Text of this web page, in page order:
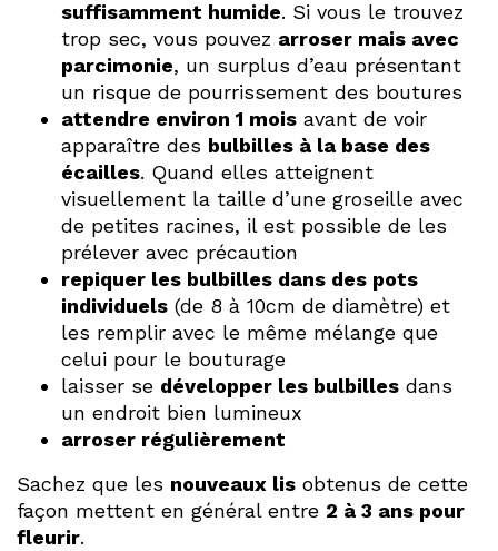
suffisamment humide. Si vous le trouvez
trop sec, vous pouvez arroser mais avec
parcimonie, un surplus d’eau présentant
un risque de pourrissement des boutures
attendre environ 1 mois avant de voir
apparaître des bulbilles à la base des
écailles. Quand elles atteignent
visuellement la taille d’une groseille avec
de petites racines, il est possible de les
prélever avec précaution
repiquer les bulbilles dans des pots
individuels (de 8 à 10cm de diamètre) et
les remplir avec le même mélange que
celui pour le bouturage
laisser se développer les bulbilles dans
un endroit bien lumineux
arroser régulièrement
Sachez que les nouveaux lis obtenus de cette
façon mettent en général entre 2 à 3 ans pour
fleurir.